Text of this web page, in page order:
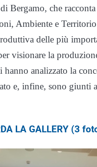
Bergamo, che racconta
Ambiente e
delle più
visionare la
analizzato la
e, infine, sono giunti
LA GALLERY (3